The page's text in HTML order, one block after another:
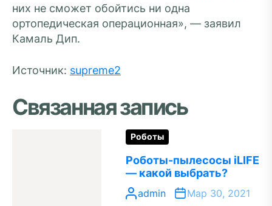
них не сможет обойтись ни одна
ортопедическая операционная», — заявил
Камаль Дип.
Источник: supreme2
Связанная запись
Роботы
Роботы-пылесосы iLIFE
— какой выбрать?
admin Мар 30, 2021